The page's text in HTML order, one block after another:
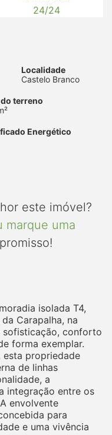
Localidade
Castelo Branco
terreno
Energético
este imóvel?
marque uma
isolada T4,
Carapalha, na
sofisticação, conforto
forma exemplar.
esta propriedade
de linhas
a
integração entre os
envolvente
para
e uma vivência